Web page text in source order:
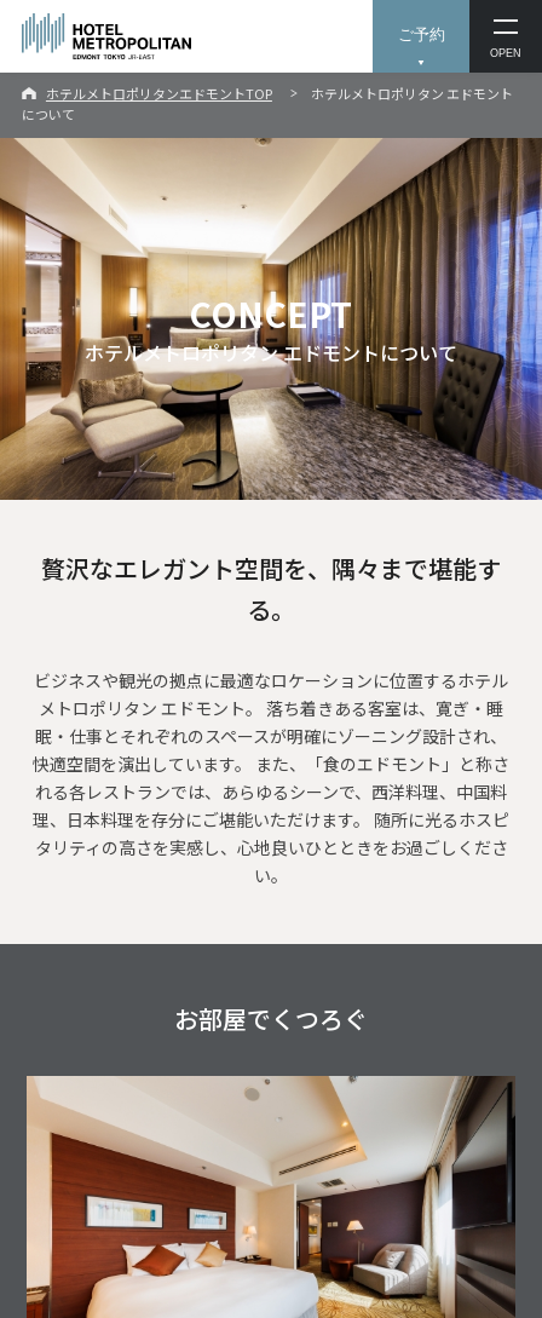
ご予約
OPEN
ホテルメトロポリタンエドモントTOP
ホテルメトロポリタン エドモント
について
CONCEPT
ホテルメトロポリタン エドモントについて
贅沢なエレガント空間を、隅々まで堪能す
る。
ビジネスや観光の拠点に最適なロケーションに位置するホテル
メトロポリタン エドモント。 落ち着きある客室は、寛ぎ・睡
眠・仕事とそれぞれのスペースが明確にゾーニング設計され、
快適空間を演出しています。 また、「食のエドモント」と称さ
れる各レストランでは、あらゆるシーンで、西洋料理、中国料
理、日本料理を存分にご堪能いただけます。 随所に光るホスピ
タリティの高さを実感し、心地良いひとときをお過ごしくださ
い。
お部屋でくつろぐ